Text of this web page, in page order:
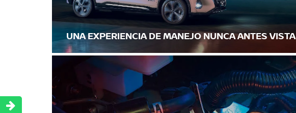
UNA EXPERIENCIA DE MANEJO NUNCA ANTES VISTA